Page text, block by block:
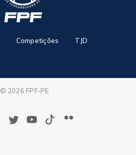
Competições TJD
© 2026 FPF-PE